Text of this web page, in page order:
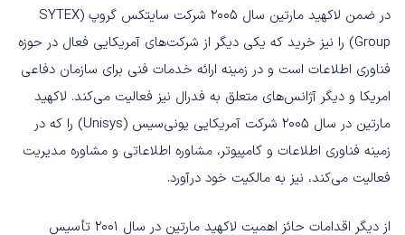
در ضمن لاکهید مارتین سال ۲۰۰۵ شرکت سایتکس گروپ (SYTEX
Group) را نیز خرید که یکی دیگر از شرکت‌های آمریکایی فعال در حوزه
فناوری اطلاعات است و در زمینه ارائه خدمات فنی برای سازمان دفاعی
امریکا و دیگر آژانس‌های متعلق به فدرال نیز فعالیت می‌کند. لاکهید
مارتین در سال ۲۰۰۵ شرکت آمریکایی یونی‌سیس (Unisys) را که در
زمینه فناوری اطلاعات و کامپیوتر، مشاوره اطلاعاتی و مشاوره مدیریت
فعالیت می‌کند، نیز به مالکیت خود درآورد.
از دیگر اقدامات حائز اهمیت لاکهید مارتین در سال ۲۰۰۱ تأسیس